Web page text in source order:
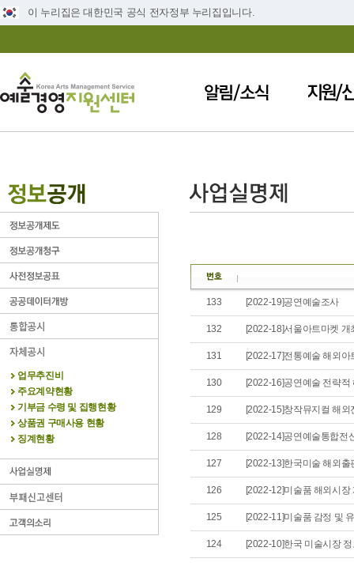
이 누리집은 대한민국 공식 전자정부 누리집입니다.
업무추진비
주요계약현황
기부금 수령 및 집행현황
상품권 구매사용 현황
징계현황
133 [2022-19]공연예술조사
132 [2022-18]서울아트마켓 개
131 [2022-17]전통예술 해외
130 [2022-16]공연예술 전략
129 [2022-15]창작뮤지컬 해
128 [2022-14]공연예술통합전
127 [2022-13]한국미술 해외출
126 [2022-12]미술품 해외시장
125 [2022-11]미술품 감정 및
124 [2022-10]한국 미술시장